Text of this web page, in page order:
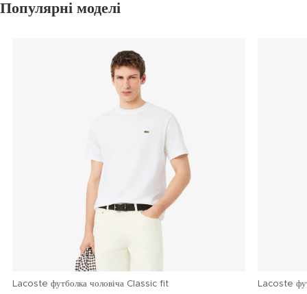
Популярні моделі
Lacoste футболка чоловіча Classic fit Lacoste